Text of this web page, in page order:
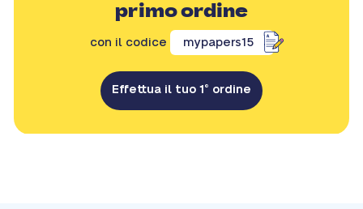
primo ordine
con il codice mypapers15
Effettua il tuo 1° ordine